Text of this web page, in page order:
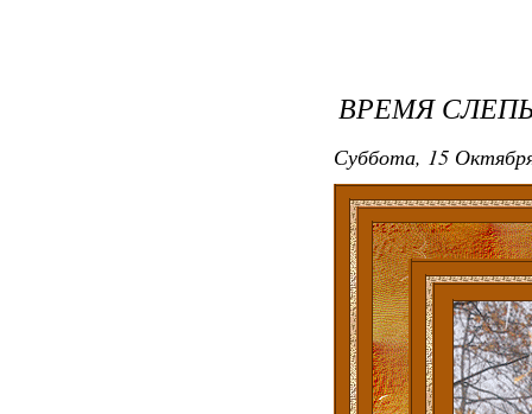
ВРЕМЯ
Суббота, 15